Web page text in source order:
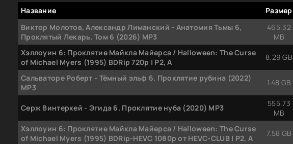
Название Размер
Виктор Молотов, Александр Лиманский - Анатомия Тьмы 6,
Проклятый Лекарь. Том 6 (2026) МР3
465.32
MB
Хэллоуин 6: Проклятие Майкла Майерса / Halloween: The Curse
of Michael Myers (1995) BDRip 720p | P2, A
8.29 GB
Сальваторе Роберт - Тёмный эльф 6. Проклятие рубина (2022)
МР3
1.48 GB
Серж Винтеркей - Эгида 6. Проклятие нуба (2020) MP3
555.73
MB
Хэллоуин 6: Проклятие Майкла Майерса / Halloween: The Curse
of Michael Myers (1995) BDRip-HEVC 1080p от HEVC-CLUB | P2, A
7.58 GB